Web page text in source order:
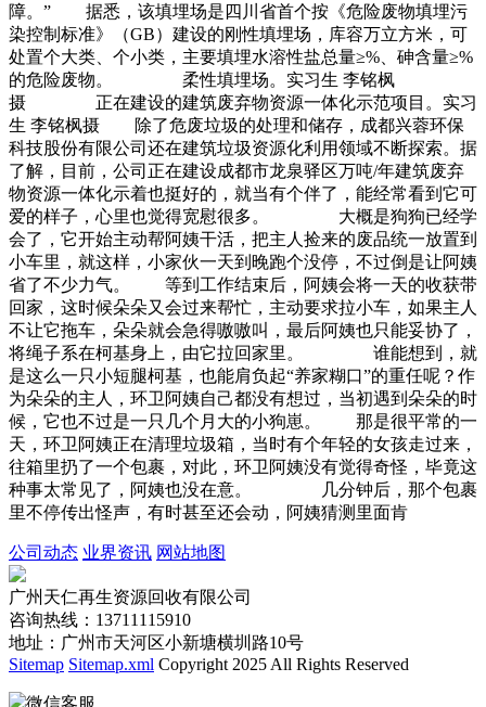
障。” 据悉，该填埋场是四川省首个按《危险废物填埋污
染控制标准》（GB）建设的刚性填埋场，库容万立方米，可
处置个大类、个小类，主要填埋水溶性盐总量≥%、砷含量≥%
的危险废物。 柔性填埋场。实习生 李铭枫
摄 正在建设的建筑废弃物资源一体化示范项目。实习
生 李铭枫摄 除了危废垃圾的处理和储存，成都兴蓉环保
科技股份有限公司还在建筑垃圾资源化利用领域不断探索。据
了解，目前，公司正在建设成都市龙泉驿区万吨/年建筑废弃
物资源一体化示着也挺好的，就当有个伴了，能经常看到它可
爱的样子，心里也觉得宽慰很多。 大概是狗狗已经学
会了，它开始主动帮阿姨干活，把主人捡来的废品统一放置到
小车里，就这样，小家伙一天到晚跑个没停，不过倒是让阿姨
省了不少力气。 等到工作结束后，阿姨会将一天的收获带
回家，这时候朵朵又会过来帮忙，主动要求拉小车，如果主人
不让它拖车，朵朵就会急得嗷嗷叫，最后阿姨也只能妥协了，
将绳子系在柯基身上，由它拉回家里。 谁能想到，就
是这么一只小短腿柯基，也能肩负起“养家糊口”的重任呢？作
为朵朵的主人，环卫阿姨自己都没有想过，当初遇到朵朵的时
候，它也不过是一只几个月大的小狗崽。 那是很平常的一
天，环卫阿姨正在清理垃圾箱，当时有个年轻的女孩走过来，
往箱里扔了一个包裹，对此，环卫阿姨没有觉得奇怪，毕竟这
种事太常见了，阿姨也没在意。 几分钟后，那个包裹
里不停传出怪声，有时甚至还会动，阿姨猜测里面肯
公司动态 业界资讯 网站地图
广州天仁再生资源回收有限公司
咨询热线：13711115910
地址：广州市天河区小新塘横圳路10号
Sitemap Sitemap.xml Copyright 2025 All Rights Reserved
微信客服